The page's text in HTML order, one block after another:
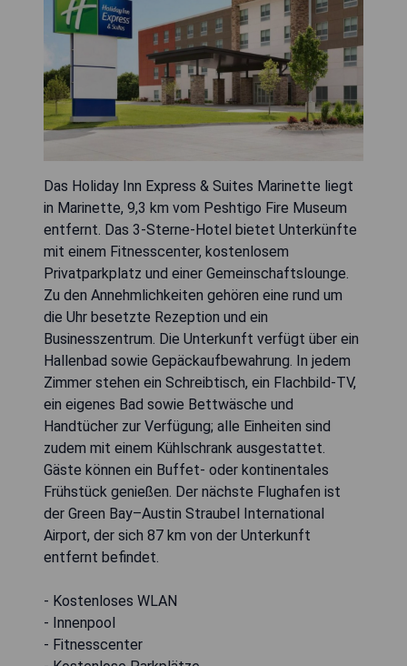
Das Holiday Inn Express & Suites Marinette liegt
in Marinette, 9,3 km vom Peshtigo Fire Museum
entfernt. Das 3-Sterne-Hotel bietet Unterkünfte
mit einem Fitnesscenter, kostenlosem
Privatparkplatz und einer Gemeinschaftslounge.
Zu den Annehmlichkeiten gehören eine rund um
die Uhr besetzte Rezeption und ein
Businesszentrum. Die Unterkunft verfügt über ein
Hallenbad sowie Gepäckaufbewahrung. In jedem
Zimmer stehen ein Schreibtisch, ein Flachbild-TV,
ein eigenes Bad sowie Bettwäsche und
Handtücher zur Verfügung; alle Einheiten sind
zudem mit einem Kühlschrank ausgestattet.
Gäste können ein Buffet- oder kontinentales
Frühstück genießen. Der nächste Flughafen ist
der Green Bay–Austin Straubel International
Airport, der sich 87 km von der Unterkunft
entfernt befindet.
- Kostenloses WLAN
- Innenpool
- Fitnesscenter